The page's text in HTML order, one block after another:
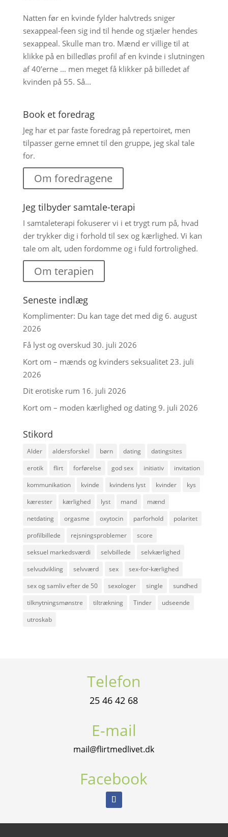
Natten før en kvinde fylder halvtreds sniger
sexappeal-feen sig ind til hende og stjæler hendes
sexappeal. Skulle man tro. Mænd er villige til at
klikke på en billedløs profil af en kvinde i slutningen
af 40’erne … men meget få klikker på billedet af
kvinden på 55. Så...
Book et foredrag
Jeg har et par faste foredrag på repertoiret, men
tilpasser gerne emnet til den gruppe, jeg skal tale
for.
Om foredragene
Jeg tilbyder samtale-terapi
I samtaleterapi fokuserer vi i et trygt rum på, hvad
der trykker dig i forhold til sex og kærlighed. Vi kan
tale om alt, uden fordomme og i fuld fortrolighed.
Om terapien
Seneste indlæg
Komplimenter: Du kan tage det med dig 6. august
2026
Få lyst og overskud 30. juli 2026
Kort om – mænds og kvinders seksualitet 23. juli
2026
Dit erotiske rum 16. juli 2026
Kort om – moden kærlighed og dating 9. juli 2026
Stikord
Alder aldersforskel børn dating
datingsites
erotik
flirt forførelse god sex initiativ
invitation
kommunikation
kvinde kvindens lyst kvinder
kys
kærester
kærlighed lyst mand
mænd
netdating
orgasme oxytocin parforhold
polaritet
profilbillede
rejsningsproblemer
score
seksuel markedsværdi
selvbillede
selvkærlighed
selvudvikling
selvværd sex
sex-for-kærlighed
sex og samliv efter de 50
sexologer single
sundhed
tilknytningsmønstre
tiltrækning Tinder
udseende
utroskab
Telefon
25 46 42 68
E-mail
mail@flirtmedlivet.dk
Facebook